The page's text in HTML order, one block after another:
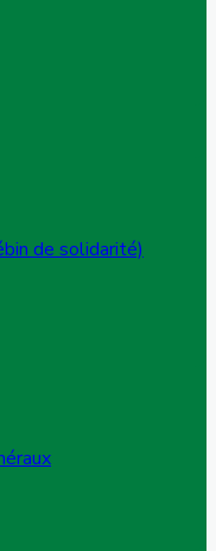
de solidarité)